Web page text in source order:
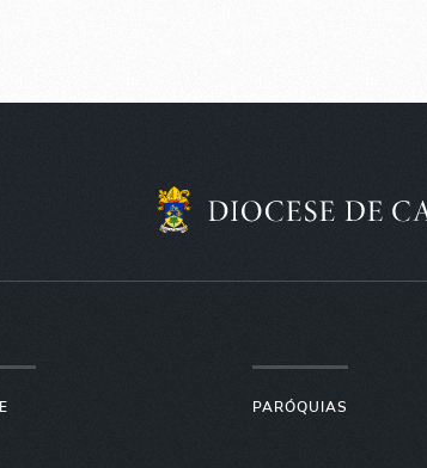
PARÓQUIAS